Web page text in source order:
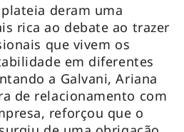
deram uma
rica ao debate ao trazer
que vivem os
em diferentes
a Galvani, Ariana
de relacionamento com
reforçou que o